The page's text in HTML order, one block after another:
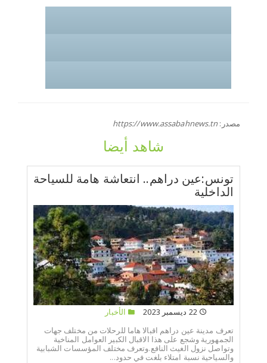
مصدر: https://www.assabahnews.tn
شاهد أيضا
تونس:عين دراهم.. انتعاشة هامة للسياحة
الداخلية
22 ديسمبر 2023
الأخبار
تعرف مدينة عين دراهم اقبالا هاما للرحلات من مختلف جهات
الجمهورية وشجع على هذا الاقبال الكبير العوامل المناخية
وتواصل نزول الغيث النافع.وتعرف مختلف المؤسسات الشبابية
والسياحية نسبة امتلاء بلغت في حدود...